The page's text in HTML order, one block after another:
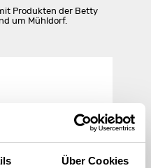
Über Cookies
Produkten der Betty
um Mühldorf.